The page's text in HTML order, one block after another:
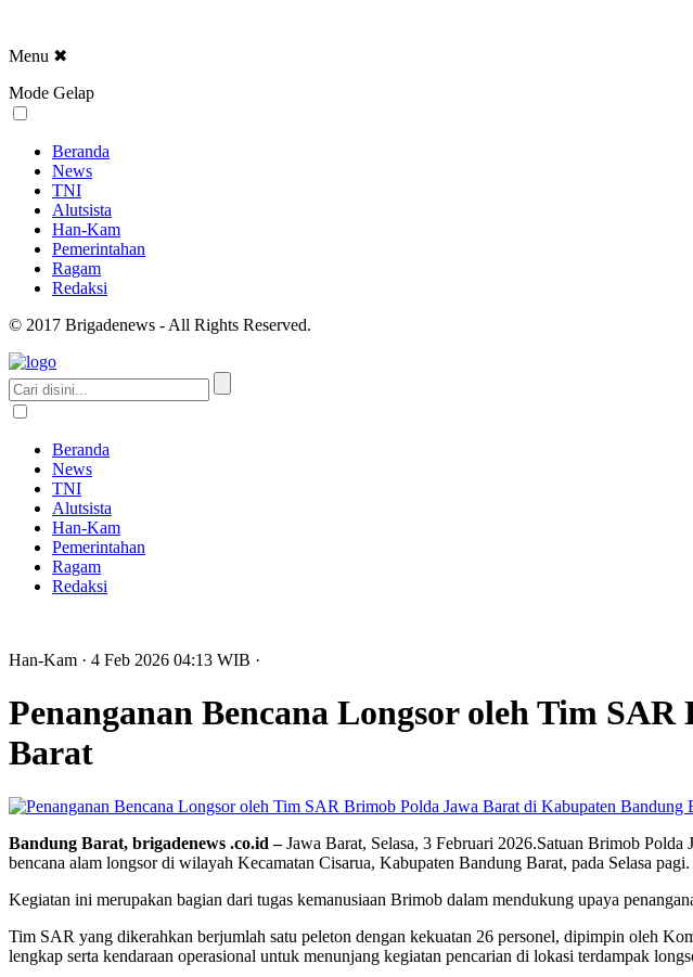
Menu ✖
Mode Gelap
Beranda
News
TNI
Alutsista
Han-Kam
Pemerintahan
Ragam
Redaksi
© 2017 Brigadenews - All Rights Reserved.
Beranda
News
TNI
Alutsista
Han-Kam
Pemerintahan
Ragam
Redaksi
Han-Kam · 4 Feb 2026 04:13 WIB ·
Penanganan Bencana Longsor oleh Tim
Barat
Bandung Barat, brigadenews .co.id –Jawa Barat, Selasa, 3 Februari 2026.Satuan Brimob
bencana alam longsor di wilayah Kecamatan Cisarua, Kabupaten Bandung Barat, pada Selasa pagi.
Kegiatan ini merupakan bagian dari tugas kemanusiaan Brimob dalam mendukung upaya
Tim SAR yang dikerahkan berjumlah satu peleton dengan kekuatan 26 personel, dipimpin oleh
lengkap serta kendaraan operasional untuk menunjang kegiatan pencarian di lokasi terdampak